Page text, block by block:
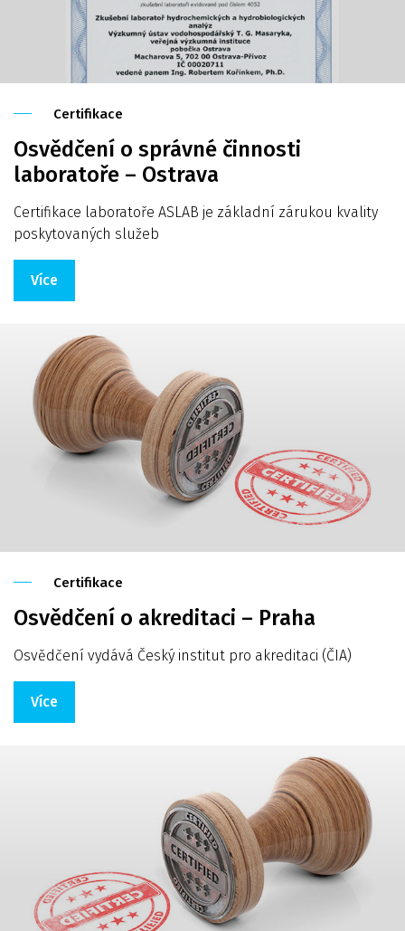
Certifikace
Osvědčení o správné činnosti
laboratoře – Ostrava
Certifikace laboratoře ASLAB je základní zárukou kvality
poskytovaných služeb
Více
Certifikace
Osvědčení o akreditaci – Praha
Osvědčení vydává Český institut pro akreditaci (ČIA)
Více